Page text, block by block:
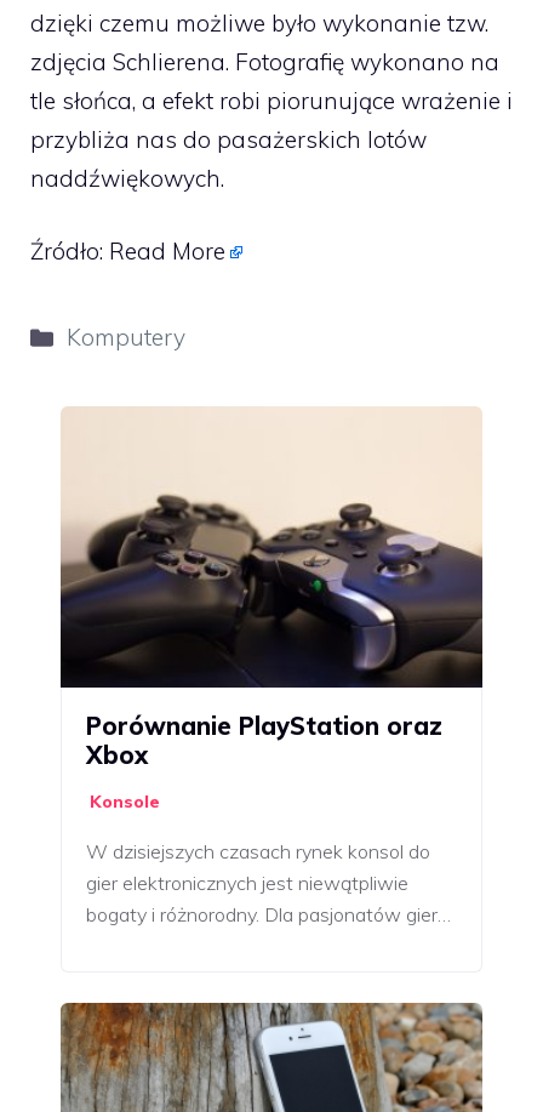
dzięki czemu możliwe było wykonanie tzw.
zdjęcia Schlierena. Fotografię wykonano na
tle słońca, a efekt robi piorunujące wrażenie i
przybliża nas do pasażerskich lotów
naddźwiękowych.
Źródło: Read More
Kategorie
Komputery
Porównanie PlayStation oraz
Xbox
Konsole
W dzisiejszych czasach rynek konsol do
gier elektronicznych jest niewątpliwie
bogaty i różnorodny. Dla pasjonatów gier…